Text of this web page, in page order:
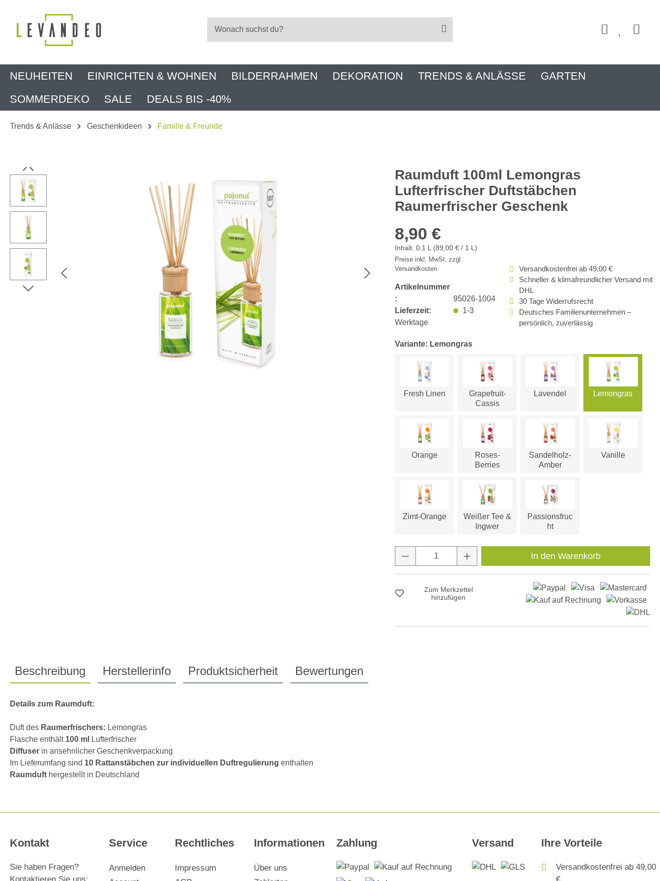
NEUHEITEN EINRICHTEN & WOHNEN BILDERRAHMEN DEKORATION TRENDS & ANLÄSSE
GARTEN
SOMMERDEKO
SALE DEALS BIS -40%
Trends & Anlässe Geschenkideen Familie & Freunde
Bildergalerie überspringen
Raumduft 100ml Lemongras
Lufterfrischer Duftstäbchen
Raumerfrischer Geschenk
8,90 €
Inhalt: 0.1 L (89,00 € / 1 L)
Preise inkl. MwSt. zzgl.
Versandkosten
Artikelnummer
:
95026-1004
Lieferzeit:
1-3
Werktage
Versandkostenfrei ab 49,00 €
Schneller & klimafreundlicher Versand mit
DHL
30 Tage Widerrufsrecht
Deutsches Familienunternehmen –
persönlich, zuverlässig
Variante: Lemongras
Fresh Linen
Grapefruit-
Cassis
Lavendel Lemongras
Orange
Roses-
Berries
Sandelholz-
Amber
Vanille
Zimt-Orange
Weißer Tee &
Ingwer
Passionsfruc
ht
Produkt Anzahl: Gib den gewünschten Wert ein
In den Warenkorb
Zum Merkzettel
hinzufügen
Beschreibung Herstellerinfo Produktsicherheit Bewertungen
Details zum Raumduft:
Duft des Raumerfrischers: Lemongras
Flasche enthält 100 ml
Lufterfrischer
Diffuser in ansehnlicher Geschenkverpackung
Im Lieferumfang sind 10 Rattanstäbchen zur individuellen Duftregulierung enthalten
Raumduft hergestellt in Deutschland
Kontakt
Sie haben Fragen?
Service
Anmelden
Rechtliches
Impressum
Informationen
Über uns
Zahlung Versand Ihre Vorteile
Versandkostenfrei ab 49,00